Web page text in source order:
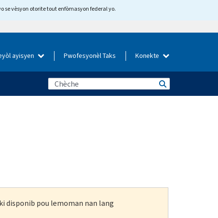
se vèsyon otorite tout enfòmasyon federal yo.
ayisyen Pwofesyonèl Taks Konekte
disponib pou lemoman nan lang